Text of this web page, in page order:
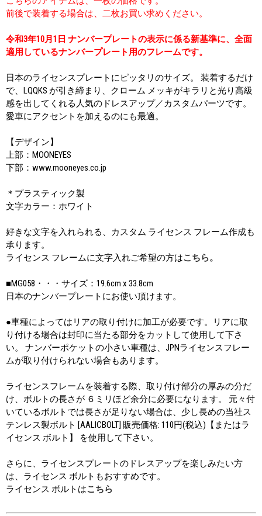
前後で装着する場合は、二枚お買い求めください。
令和3年10月1日 ナンバープレートの表示に係る新基準に、全面
適用しているナンバープレート用のフレームです。
日本のライセンスプレートにピッタリのサイズ。 装着するだけ
で、LQQKS が引き締まり、クローム メッキがキラリと光り高級
感を出してくれる人気のドレスアップ／カスタムパーツです。
愛車にアクセントを加えるのにも最適。
【デザイン】
上部：MOONEYES
下部：www.mooneyes.co.jp
＊プラスティック製
文字カラー：ホワイト
好きな文字を入れられる、カスタム ライセンス フレーム作成も
承ります。
ライセンス フレームに文字入れご希望の方はこちら。
■MG058・・・サイズ：19.6cm x 33.8cm
日本のナンバープレートにお使い頂けます。
●車種によってはリアの取り付けに加工が必要です。リアに取
り付ける場合は封印に当たる部分をカットして使用して下さ
い。 ナンバーポケットの小さい車種は、JPNライセンスフレー
ムが取り付けられない場合もあります。
ライセンスフレームを装着する際、取り付け部分の厚みの分だ
け、ボルトの長さが ６ミリほど余分に必要になります。 元々付
いているボルトでは長さが足りない場合は、少し長めの当社ス
テンレス製ボルト [AALICBOLT] 販売価格: 110円(税込)【またはラ
イセンス ボルト】 を使用して下さい。
さらに、ライセンスプレートのドレスアップを楽しみたい方
は、ライセンス ボルトもおすすめです。
ライセンス ボルトはこちら